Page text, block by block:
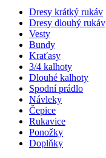
Dresy krátký rukáv
Dresy dlouhý rukáv
Vesty
Bundy
Kraťasy
3/4 kalhoty
Dlouhé kalhoty
Spodní prádlo
Návleky
Čepice
Rukavice
Ponožky
Doplňky